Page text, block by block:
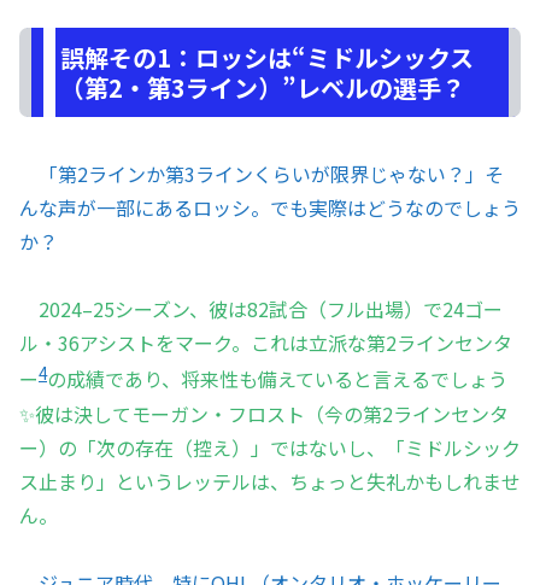
誤解その1：ロッシは“ミドルシックス
（第2・第3ライン）”レベルの選手？
「第2ラインか第3ラインくらいが限界じゃない？」そ
んな声が一部にあるロッシ。でも実際はどうなのでしょう
か？
2024–25シーズン、彼は82試合（フル出場）で24ゴー
ル・36アシストをマーク。これは立派な第2ラインセンタ
ー4の成績であり、将来性も備えていると言えるでしょう
✨彼は決してモーガン・フロスト（今の第2ラインセンタ
ー）の「次の存在（控え）」ではないし、「ミドルシック
ス止まり」というレッテルは、ちょっと失礼かもしれませ
ん。